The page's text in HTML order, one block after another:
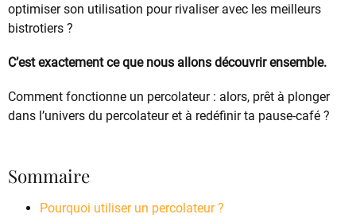
optimiser son utilisation pour rivaliser avec les meilleurs
bistrotiers ?
C’est exactement ce que nous allons découvrir ensemble.
Comment fonctionne un percolateur : alors, prêt à plonger
dans l’univers du percolateur et à redéfinir ta pause-café ?
Sommaire
Pourquoi utiliser un percolateur ?